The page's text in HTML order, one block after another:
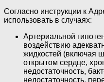
Согласно инструкции к
использовать в случаях:
Артериальной
воздействию
жидкостей (включая
открытом сердце,
недостаточность,
недостаточность,